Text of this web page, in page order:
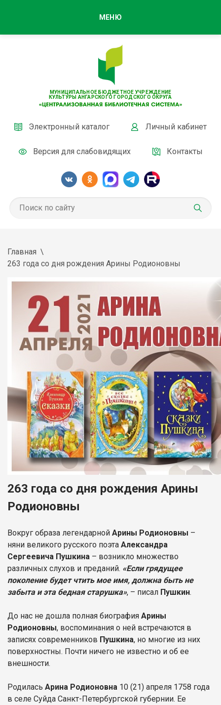
МУНИЦИПАЛЬНОЕ БЮДЖЕТНОЕ УЧРЕЖДЕНИЕ
КУЛЬТУРЫ АНГАРСКОГО ГОРОДСКОГО ОКРУГА
Электронный каталог Личный кабинет
Версия для слабовидящих Контакты
МЕНЮ
Главная
263 года со дня рождения Арины Родионовны
263 года со дня рождения Арины
Родионовны
Вокруг образа легендарной Арины Родионовны –
няни великого русского поэта Александра
Сергеевича Пушкина – возникло множество
различных слухов и преданий. «Если грядущее
поколение будет чтить мое имя, должна быть не
забыта и эта бедная старушка», – писал Пушкин.
До нас не дошла полная биография Арины
Родионовны, воспоминания о ней встречаются в
записях современников Пушкина, но многие из них
поверхностны. Почти ничего не известно и об ее
внешности.
Родилась Арина Родионовна 10 (21) апреля 1758 года
в селе Суйда Санкт-Петербургской губернии. Ее